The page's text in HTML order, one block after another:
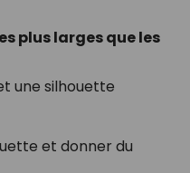
plus larges que les
une silhouette
et donner du